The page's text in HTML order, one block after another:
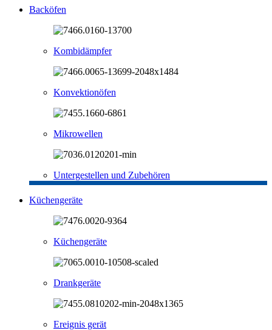
Backöfen
Kombidämpfer
Konvektionöfen
Mikrowellen
Untergestellen und Zubehören
Küchengeräte
Küchengeräte
Drankgeräte
Ereignis gerät